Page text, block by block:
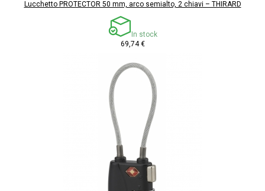
Lucchetto PROTECTOR 50 mm, arco semialto, 2 chiavi – THIRARD
In stock
69,74 €